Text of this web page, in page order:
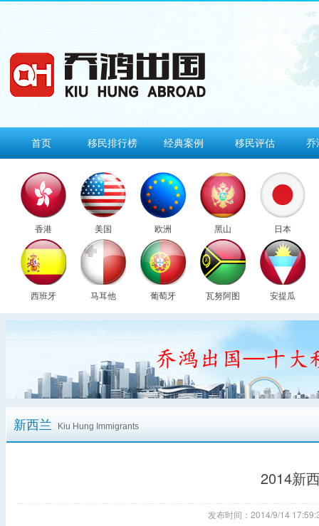
首页 移民排行榜 经典案例 移民评估 乔
香港 美国 欧洲 黑山 日本
西班牙 马耳他 葡萄牙 瓦努阿图 安提瓜
新西兰 Kiu Hung Immigrants
2014新
发布时间：2014/9/14